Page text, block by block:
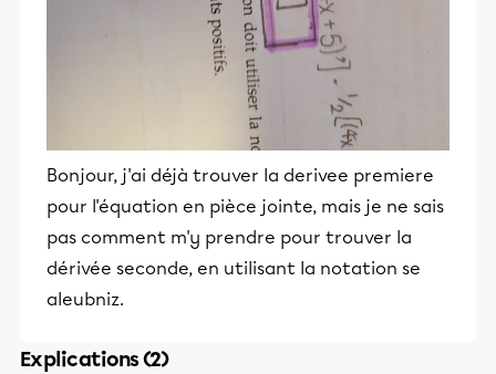
Bonjour, j'ai déjà trouver la derivee premiere
pour l'équation en pièce jointe, mais je ne sais
pas comment m'y prendre pour trouver la
dérivée seconde, en utilisant la notation se
aleubniz.
Explications (2)